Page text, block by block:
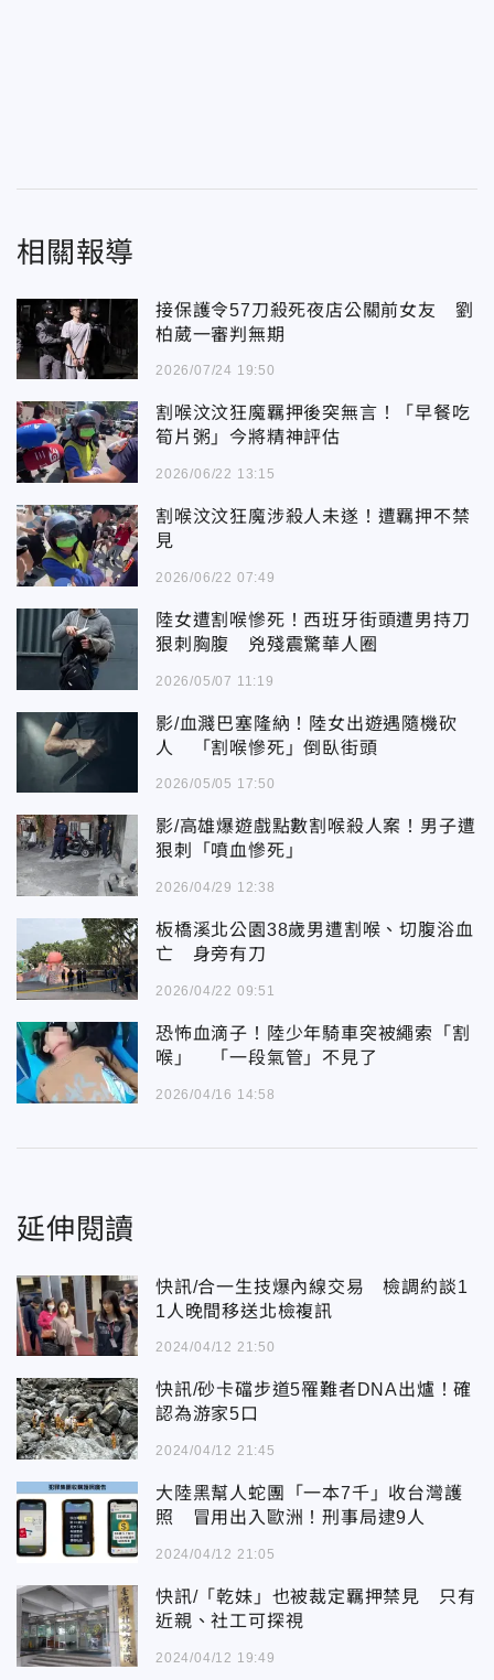
相關報導
接保護令57刀殺死夜店公關前女友 劉
柏葳一審判無期
2026/07/24 19:50
割喉汶汶狂魔羈押後突無言！「早餐吃
筍片粥」今將精神評估
2026/06/22 13:15
割喉汶汶狂魔涉殺人未遂！遭羈押不禁
見
2026/06/22 07:49
陸女遭割喉慘死！西班牙街頭遭男持刀
狠刺胸腹 兇殘震驚華人圈
2026/05/07 11:19
影/血濺巴塞隆納！陸女出遊遇隨機砍
人 「割喉慘死」倒臥街頭
2026/05/05 17:50
影/高雄爆遊戲點數割喉殺人案！男子遭
狠刺「噴血慘死」
2026/04/29 12:38
板橋溪北公園38歲男遭割喉、切腹浴血
亡 身旁有刀
2026/04/22 09:51
恐怖血滴子！陸少年騎車突被繩索「割
喉」 「一段氣管」不見了
2026/04/16 14:58
延伸閱讀
快訊/合一生技爆內線交易 檢調約談1
1人晚間移送北檢複訊
2024/04/12 21:50
快訊/砂卡礑步道5罹難者DNA出爐！確
認為游家5口
2024/04/12 21:45
大陸黑幫人蛇團「一本7千」收台灣護
照 冒用出入歐洲！刑事局逮9人
2024/04/12 21:05
快訊/「乾妹」也被裁定羈押禁見 只有
近親、社工可探視
2024/04/12 19:49